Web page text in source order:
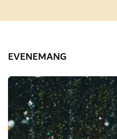
EVENEMANG
Bild 1 av 3